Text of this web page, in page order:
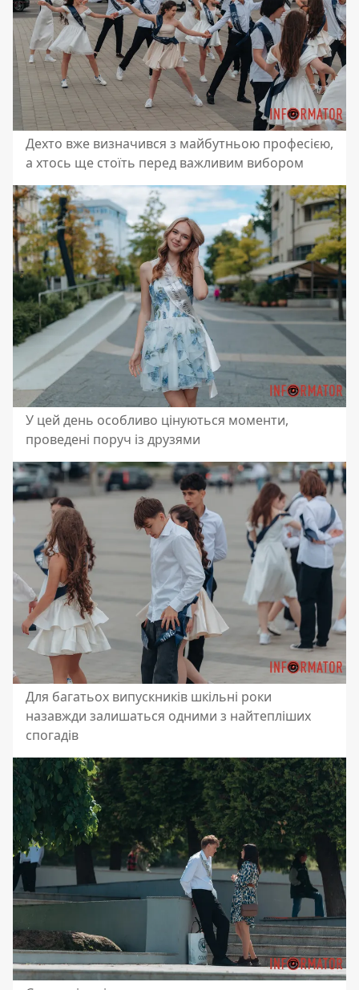
Дехто вже визначився з майбутньою професією,
а хтось ще стоїть перед важливим вибором
У цей день особливо цінуються моменти,
проведені поруч із друзями
Для багатьох випускників шкільні роки
назавжди залишаться одними з найтепліших
спогадів